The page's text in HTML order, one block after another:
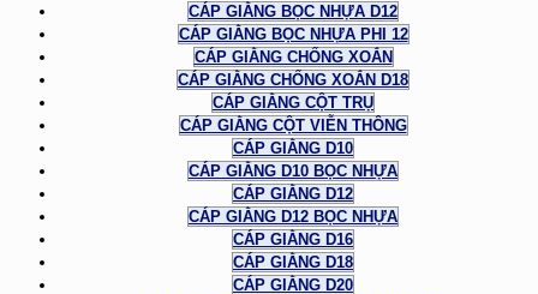
CÁP GIẰNG BỌC NHỰA D12
CÁP GIẰNG BỌC NHỰA PHI 12
CÁP GIẰNG CHỐNG XOẮN
CÁP GIẰNG CHỐNG XOẮN D18
CÁP GIẰNG CỘT TRỤ
CÁP GIẰNG CỘT VIỄN THÔNG
CÁP GIẰNG D10
CÁP GIẰNG D10 BỌC NHỰA
CÁP GIẰNG D12
CÁP GIẰNG D12 BỌC NHỰA
CÁP GIẰNG D16
CÁP GIẰNG D18
CÁP GIẰNG D20